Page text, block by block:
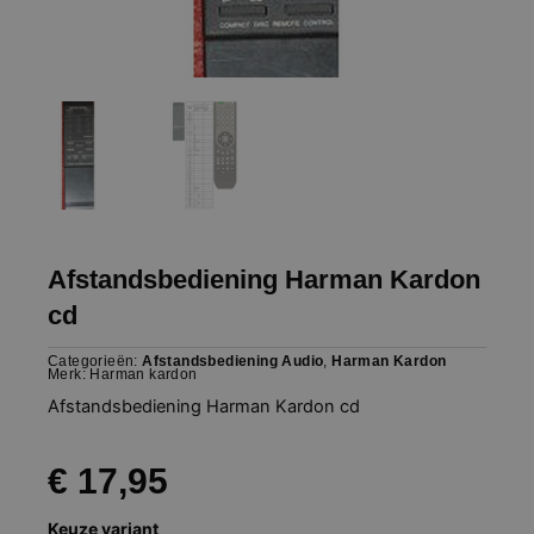
Afstandsbediening Harman Kardon
cd
Categorieën: Afstandsbediening Audio ,Harman Kardon
Merk: Harman kardon
Afstandsbediening Harman Kardon cd
€ 17,95
Keuze variant
Afstandsbediening